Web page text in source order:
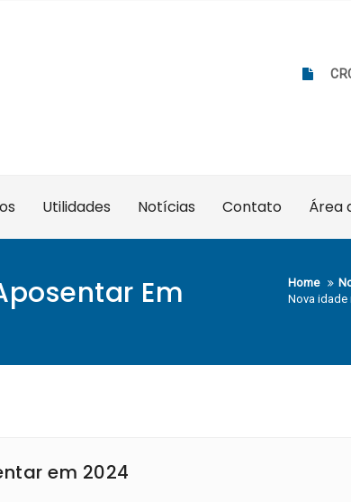
Utilidades Notícias Contato Área
Em Home
Nova idade
em 2024